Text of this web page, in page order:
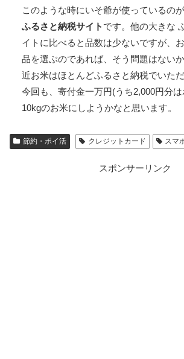
このような時にいそ爺が使っているのが
ふるさと納税サイト です。他の大きな
イトに比べると品数は少ないですが、
品を選ぶのであれば、そう問題はない
近お米はほとんどふるさと納税でいただ
今回も、寄付金一万円(うち2,000円分は
10kgのお米にしようかなと思います。
節約・ポイ活 クレジットカード スマ
スポンサーリンク